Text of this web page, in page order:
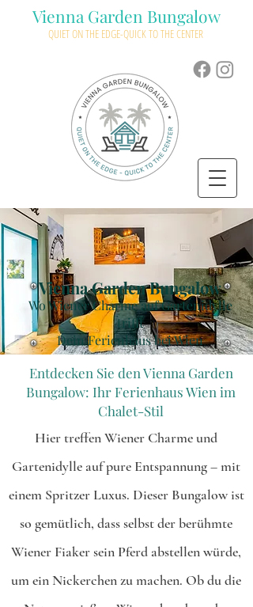
Vienna Garden Bungalow
QUIET ON THE EDGE-QUICK TO THE CENTER
Vienna Garden Bungalow
Wo Wiener Charme auf Gartenidylle
trifft
Dein Ferienhaus bei Wien
Entdecken Sie den Vienna Garden
Bungalow: Ihr Ferienhaus Wien im
Chalet-Stil
Hier treffen Wiener Charme und
Gartenidylle auf pure Entspannung – mit
einem Spritzer Luxus. Dieser Bungalow ist
so gemütlich, dass selbst der berühmte
Wiener Fiaker sein Pferd abstellen würde,
um ein Nickerchen zu machen. Ob du die